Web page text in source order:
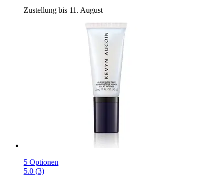
Zustellung bis 11. August
5 Optionen
5.0 (3)